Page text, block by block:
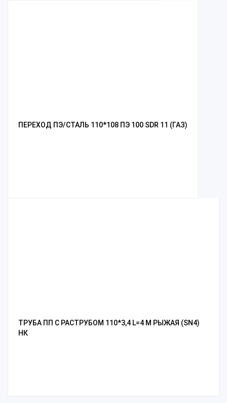
ПЕРЕХОД ПЭ/СТАЛЬ 110*108 ПЭ 100 SDR 11 (ГАЗ)
ТРУБА ПП С РАСТРУБОМ 110*3,4 L=4 М РЫЖАЯ (SN4)
НК